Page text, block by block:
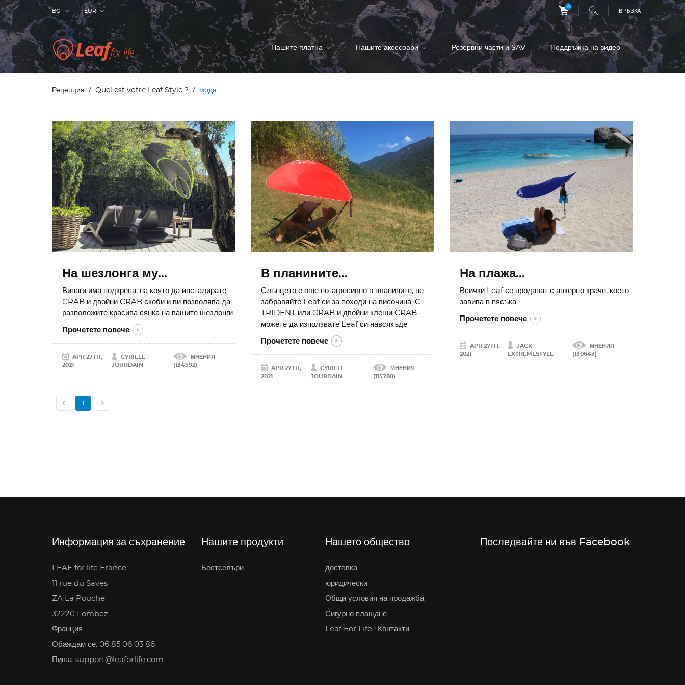
BG EUR
0
ВРЪЗКА
Нашите платна Нашите аксесоари Резервни части и SAV Поддръжка на видео
Рецепция Quel est votre Leaf Style ? мода
На шезлонга му...
Винаги има подкрепа, на която да инсталирате
CRAB и двойни CRAB скоби и ви позволява да
разположите красива сянка на вашите шезлонги
Прочетете повече
APR 27TH,
2021
CYRILLE
JOURDAIN
МНЕНИЯ
(134592)
В планините...
Слънцето е още по-агресивно в планините, не
забравяйте Leaf си за походи на височина. С
TRIDENT или CRAB и двойни клещи CRAB
можете да използвате Leaf си навсякъде
Прочетете повече
APR 27TH,
2021
CYRILLE
JOURDAIN
МНЕНИЯ
(115788)
На плажа...
Всички Leaf се продават с анкерно краче, което
завива в пясъка.
Прочетете повече
APR 27TH,
2021
JACK
EXTREMESTYLE
МНЕНИЯ
(130643)
 1 
Информация за съхранение
LEAF for life France
11 rue du Saves
ZA La Pouche
32220 Lombez
Франция
Обаждам се: 06 85 06 03 86
Пиша: support@leaforlife.com
Нашите продукти
Бестселъри
Нашето общество
доставка
юридически
Общи условия на продажба
Сигурно плащане
Leaf For Life : Контакти
Последвайте ни във Facebook